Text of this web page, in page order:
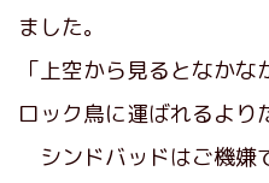
ました。
「上空から見るとなかな
ロック鳥に運ばれるより
シンドバッドはご機嫌